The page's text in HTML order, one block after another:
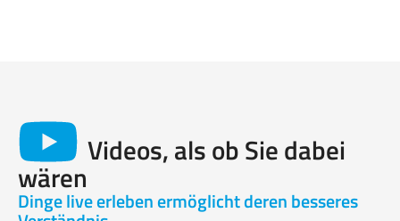
Videos, als ob Sie dabei
wären
Dinge live erleben ermöglicht deren besseres